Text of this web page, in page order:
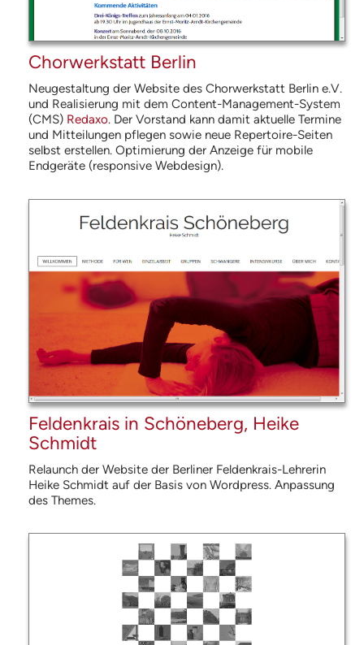
Chorwerkstatt Berlin
Neugestaltung der Website des Chorwerkstatt Berlin e.V.
und Realisierung mit dem Content-Management-System
(CMS) Redaxo. Der Vorstand kann damit aktuelle Termine
und Mitteilungen pflegen sowie neue Repertoire-Seiten
selbst erstellen. Optimierung der Anzeige für mobile
Endgeräte (responsive Webdesign).
Feldenkrais in Schöneberg, Heike
Schmidt
Relaunch der Website der Berliner Feldenkrais-Lehrerin
Heike Schmidt auf der Basis von Wordpress. Anpassung
des Themes.